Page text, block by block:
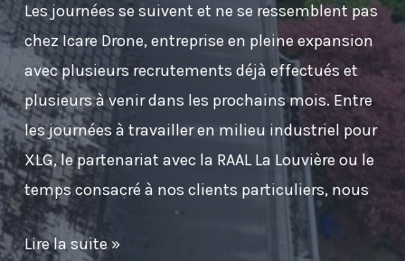
Bracquegnies
Les journées se suivent et ne se ressemblent pas
chez Icare Drone, entreprise en pleine expansion
avec plusieurs recrutements déjà effectués et
plusieurs à venir dans les prochains mois. Entre
les journées à travailler en milieu industriel pour
XLG, le partenariat avec la RAAL La Louvière ou le
temps consacré à nos clients particuliers, nous
Nettoyage
Lire la suite »